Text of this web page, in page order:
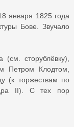
января 1825 года
Бове. Звучало
(см. сторублёвку),
Петром Клодтом,
(к торжествам по
II). С тех пор